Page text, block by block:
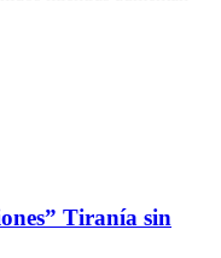
Tiranía sin